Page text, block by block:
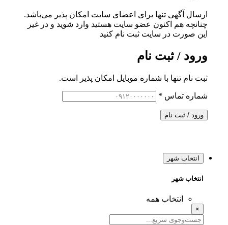
ارسال آگهی تنها برای اعضای سایت امکان پذیر می‌باشد.
چنانچه هم‌ اکنون عضو سایت هستید وارد شوید و در غیر
این صورت در سایت ثبت نام کنید
ورود / ثبت نام
ثبت نام تنها با شماره موبایل امکان پذیر است.
شماره تماس *
ورود / ثبت نام
انتخاب شهر
انتخاب شهر
انتخاب همه
×